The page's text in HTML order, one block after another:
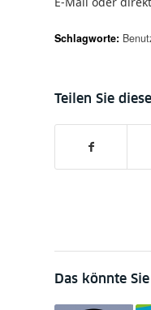
Schlagworte:
Das könnte